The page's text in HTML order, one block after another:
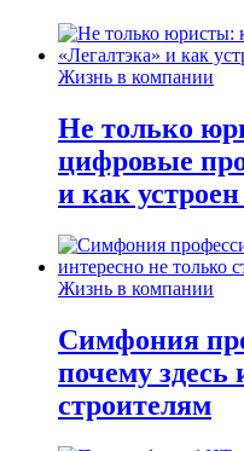
Жизнь в компании
Не только
цифровые
и как
Жизнь в компании
Симфония
почему здесь
строителям